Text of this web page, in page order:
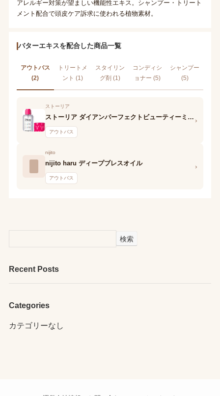
アレルギー対策が望ましい機能性エキス。シャンプー・トリート
メント配合で頭皮ケア訴求に使われる植物素材。
バターエキスを配合した商品一覧
アウトバス
(2)
トリートメ
ント (1)
スタイリン
グ剤 (1)
コンディシ
ョナー (5)
シャンプー
(5)
ストーリア
ストーリア ダイアンパーフェクトビューティーミラクルユーヘアセラム
アウトバス
›
nijito
nijito haru ディープブレスオイル
アウトバス
›
検索
Recent Posts
Categories
カテゴリーなし